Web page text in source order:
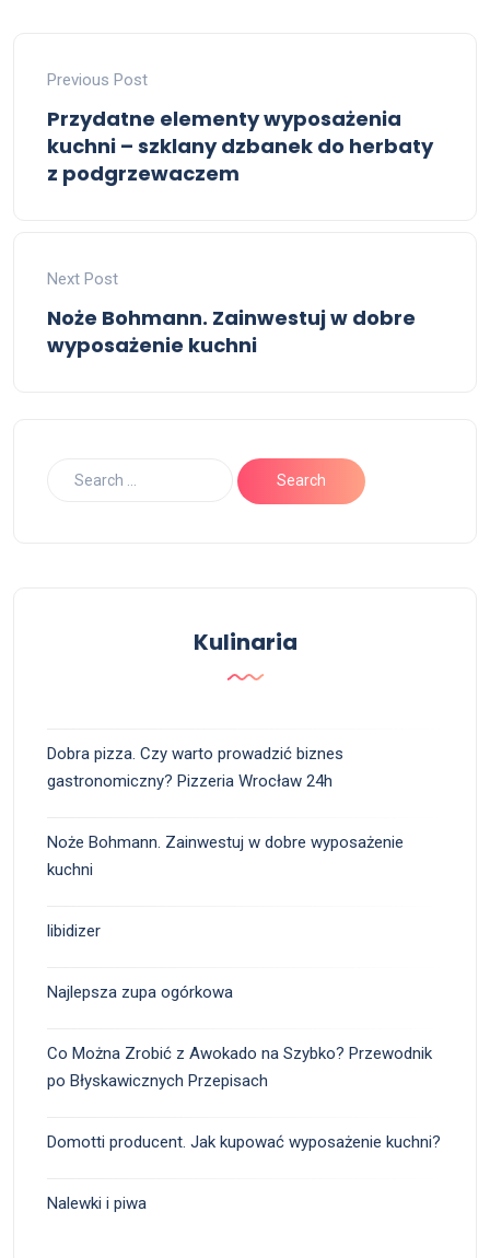
Previous Post
Przydatne elementy wyposażenia
kuchni – szklany dzbanek do herbaty
z podgrzewaczem
Next Post
Noże Bohmann. Zainwestuj w dobre
wyposażenie kuchni
Kulinaria
Dobra pizza. Czy warto prowadzić biznes
gastronomiczny? Pizzeria Wrocław 24h
Noże Bohmann. Zainwestuj w dobre wyposażenie
kuchni
libidizer
Najlepsza zupa ogórkowa
Co Można Zrobić z Awokado na Szybko? Przewodnik
po Błyskawicznych Przepisach
Domotti producent. Jak kupować wyposażenie kuchni?
Nalewki i piwa